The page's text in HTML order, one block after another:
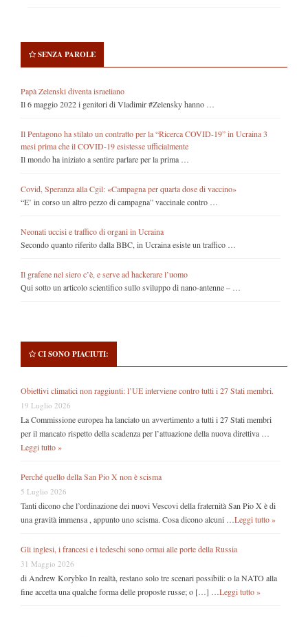
SENZA PAROLE
Papà Zelenski diventa israeliano
Il 6 maggio 2022 i genitori di Vladimir #Zelensky hanno …
Il Pentagono ha stilato un contratto per la “Ricerca COVID-19” in Ucraina 3
mesi prima che il COVID-19 esistesse ufficialmente
Il mondo ha iniziato a sentire parlare per la prima …
Covid, Speranza alla Cgil: «Campagna per quarta dose di vaccino»
“E’ in corso un altro pezzo di campagna” vaccinale contro …
Neonati uccisi e traffico di organi in Ucraina
Secondo quanto riferito dalla BBC, in Ucraina esiste un traffico …
Il grafene nel siero c’è, e serve ad hackerare l’uomo
Qui sotto un articolo scientifico sullo sviluppo di nano-antenne – …
CI SONO PIACIUTI:
Obiettivi climatici non raggiunti: l’UE interviene contro tutti i 27 Stati membri.
19 Luglio 2026
La Commissione europea ha lanciato un avvertimento a tutti i 27 Stati membri
per il mancato rispetto della scadenza per l’attuazione della nuova direttiva …
Leggi tutto »
Perché quello della San Pio X non è scisma
5 Luglio 2026
Tanti dicono che l’ordinazione dei nuovi Vescovi della fraternità San Pio X è di
una gravità immensa , appunto uno scisma. Cosa dicono alcuni … Leggi tutto »
Gli inglesi, i francesi e i tedeschi sono ormai alle porte della Russia
31 Maggio 2026
di Andrew Korybko In realtà, restano solo tre scenari possibili: o la NATO alla
fine accetta una qualche forma delle proposte russe; o […] … Leggi tutto »